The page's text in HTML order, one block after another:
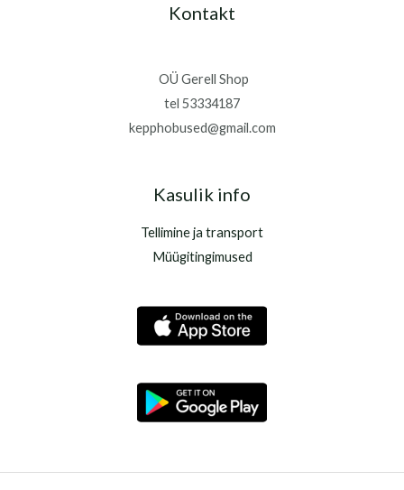
Kontakt
OÜ Gerell Shop
tel 53334187
kepphobused@gmail.com
Kasulik info
Tellimine ja transport
Müügitingimused